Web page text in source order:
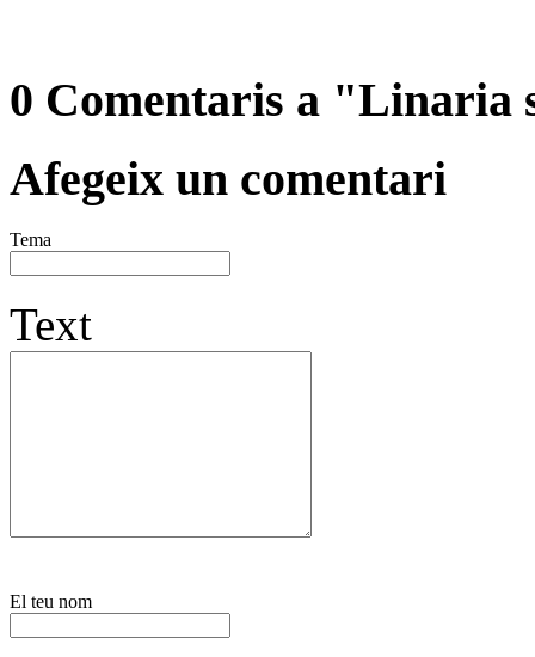
0 Comentaris a "Linaria
Afegeix un comentari
Tema
Text
El teu nom